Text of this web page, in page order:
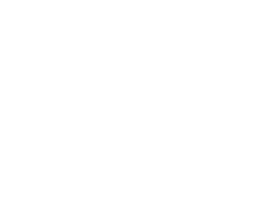
theo mô hình kinh tế kế
năm đầu cả nước cùng đi